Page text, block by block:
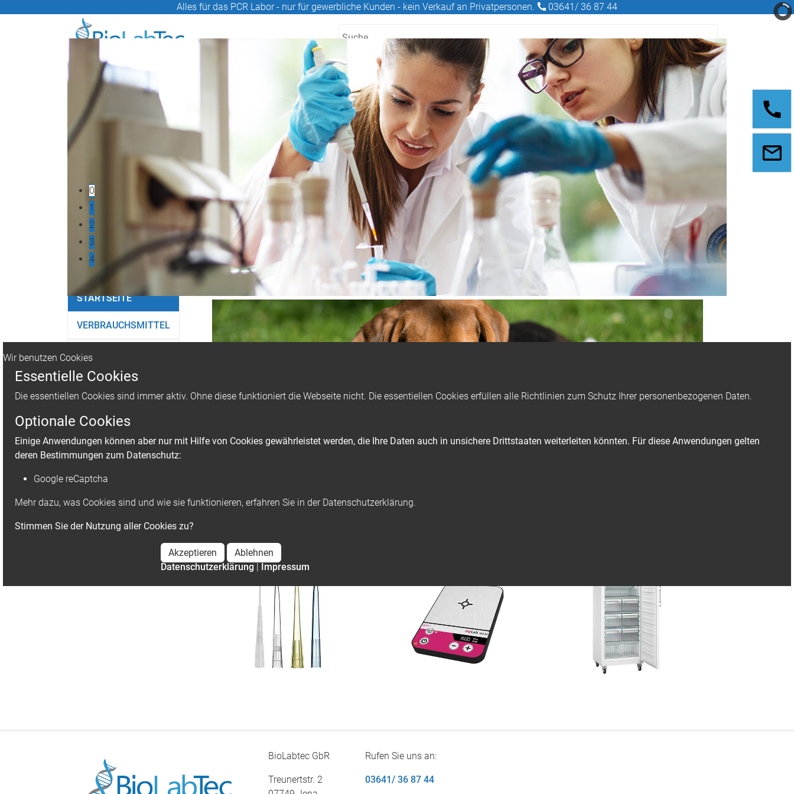
Alles für das PCR Labor - nur für gewerbliche Kunden - kein Verkauf an Privatpersonen. 03641/ 36 87 44
0
1
2
3
4
STARTSEITE
VERBRAUCHSMITTEL
GERÄTE
LIEBHERR
BioLabtec GbR
Treunertstr. 2
Rufen Sie uns an:
03641/ 36 87 44
Wir benutzen Cookies
Essentielle Cookies
Die essentiellen Cookies sind immer aktiv. Ohne diese funktioniert die Webseite nicht. Die essentiellen Cookies erfüllen alle Richtlinien zum Schutz Ihrer personenbezogenen Daten.
Optionale Cookies
Einige Anwendungen können aber nur mit Hilfe von Cookies gewährleistet werden, die Ihre Daten auch in unsichere Drittstaaten weiterleiten könnten. Für diese Anwendungen gelten
deren Bestimmungen zum Datenschutz:
Google reCaptcha
Mehr dazu, was Cookies sind und wie sie funktionieren, erfahren Sie in der Datenschutzerklärung.
Stimmen Sie der Nutzung aller Cookies zu?
Akzeptieren
Ablehnen
Datenschutzerklärung
Impressum